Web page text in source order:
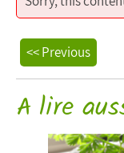
<< Previous
A lire